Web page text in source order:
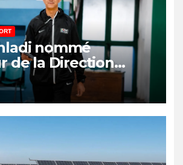
nommé
de la Direction
de l’Arbitrage